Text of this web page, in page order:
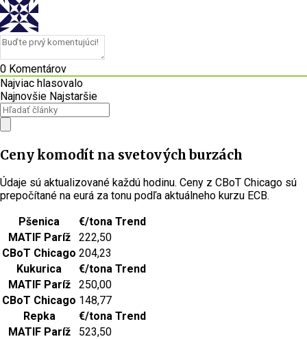
0 Komentárov
Najviac hlasovalo
Najnovšie Najstaršie
Ceny komodít na svetových burzách
Údaje sú aktualizované každú hodinu. Ceny z CBoT Chicago sú
prepočítané na eurá za tonu podľa aktuálneho kurzu ECB.
Pšenica
€/tona Trend
MATIF Paríž
222,50
CBoT Chicago 204,23
Kukurica
€/tona Trend
MATIF Paríž
250,00
CBoT Chicago 148,77
Repka
€/tona Trend
MATIF Paríž
523,50